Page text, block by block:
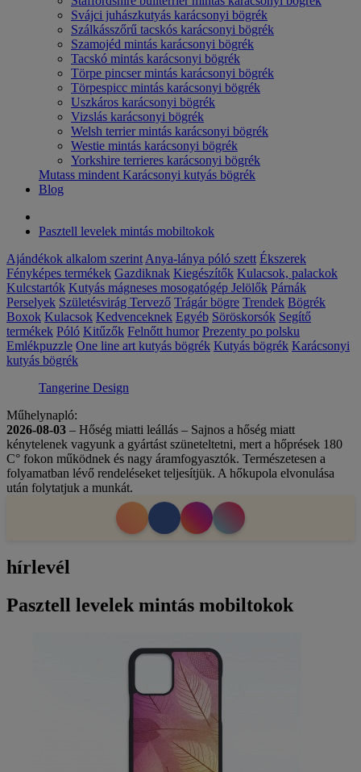
Svájci juhászkutyás karácsonyi bögrék
Szálkásszőrű tacskós karácsonyi bögrék
Szamojéd mintás karácsonyi bögrék
Tacskó mintás karácsonyi bögrék
Törpe pincser mintás karácsonyi bögrék
Törpespicc mintás karácsonyi bögrék
Uszkáros karácsonyi bögrék
Vizslás karácsonyi bögrék
Welsh terrier mintás karácsonyi bögrék
Westie mintás karácsonyi bögrék
Yorkshire terrieres karácsonyi bögrék
Mutass mindent Karácsonyi kutyás bögrék
Blog
Pasztell levelek mintás mobiltokok
Ajándékok alkalom szerint Anya-lánya póló szett Ékszerek
Fényképes termékek Gazdiknak Kiegészítők Kulacsok, palackok
Kulcstartók Kutyás mágneses mosogatógép Jelölők Párnák
Perselyek Születésvirág Tervező Trágár bögre Trendek Bögrék
Boxok Kulacsok Kedvenceknek Egyéb Söröskorsók Segítő
termékek Póló Kitűzők Felnőtt humor Prezenty po polsku
Emlékpuzzle One line art kutyás bögrék Kutyás bögrék Karácsonyi
kutyás bögrék
Tangerine Design
Műhelynapló:
2026-08-03 – Hőség miatti leállás – Sajnos a hőség miatt
kénytelenek vagyunk a gyártást szüneteltetni, mert a hőprések 180
C° fokon működnek és nagy áramfogyasztók. Természetesen a
folyamatban lévő rendeléseket teljesítjük. A hőkupola elvonulása
után folytatjuk a munkát.
hírlevél
Pasztell levelek mintás mobiltokok